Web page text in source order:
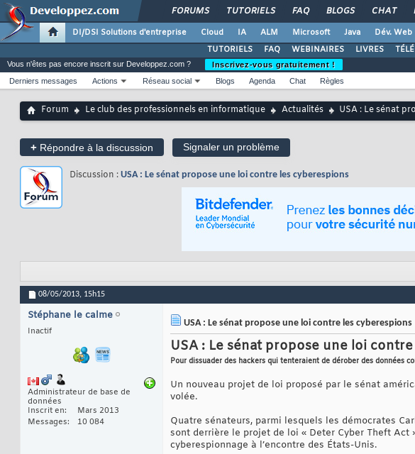
FORUMS TUTORIELS FAQ BLOGS CHAT
DI/DSI Solutions d'entreprise Cloud IA ALM Microsoft Java Dév. Web
TUTORIELS
FAQ WEBINAIRES LIVRES
Vous n'êtes pas encore inscrit sur Developpez.com ?
Inscrivez-vous gratuitement !
Derniers messages
Actions Réseau social Blogs Agenda Chat Règles
Forum Le club des professionnels en informatique Actualités USA : Le sénat
+ Répondre à la discussion Signaler un problème
Discussion : USA : Le sénat propose une loi contre les cyberespions
08/05/2013, 15h15
Stéphane le calme
Inactif
Administrateur de base de
données
Inscrit en
Mars 2013
Messages
10 084
USA : Le sénat propose une loi contre les cyberespions
USA : Le sénat propose une loi
Pour dissuader des hackers qui tenteraient de dérober des données
Un nouveau projet de loi proposé par le sénat
volée.
Quatre sénateurs, parmi lesquels les démocrates
sont derrière le projet de loi « Deter Cyber Theft
cyberespionnage à l’encontre des États-Unis.